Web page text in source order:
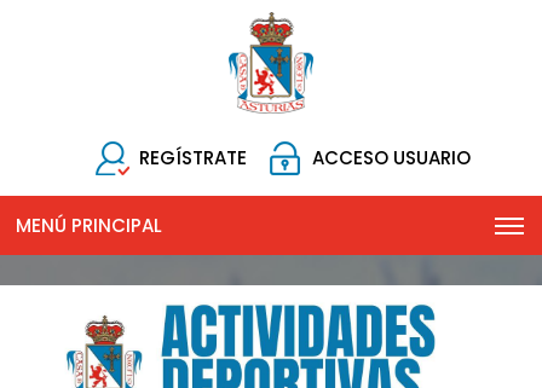
REGÍSTRATE ACCESO USUARIO
MENÚ PRINCIPAL